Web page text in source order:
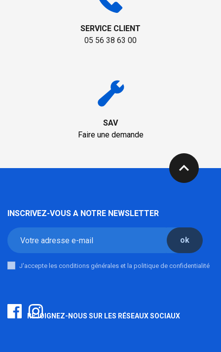
SERVICE CLIENT
05 56 38 63 00
SAV
Faire une demande
expand_less
INSCRIVEZ-VOUS A NOTRE NEWSLETTER
ok
J'accepte les conditions générales et la politique de confidentialité
REJOIGNEZ-NOUS SUR LES RÉSEAUX SOCIAUX